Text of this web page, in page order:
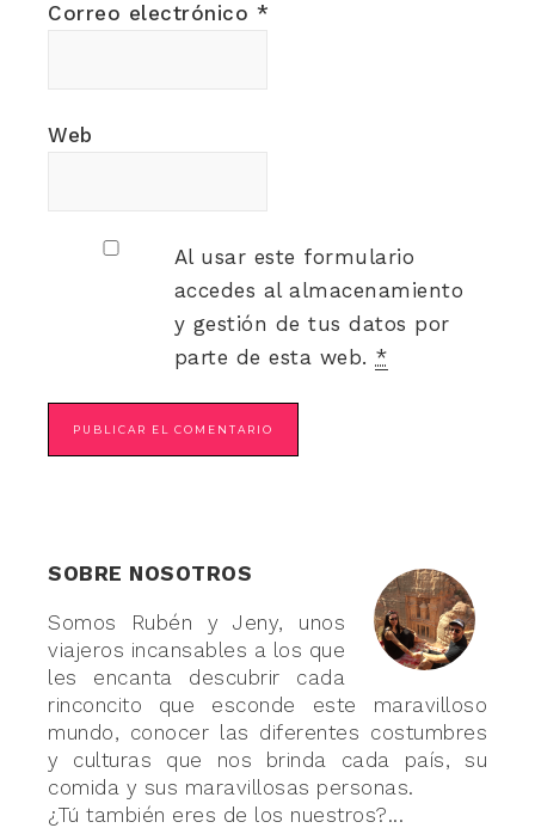
Correo electrónico *
Web
Al usar este formulario
accedes al almacenamiento
y gestión de tus datos por
parte de esta web. *
SOBRE NOSOTROS
Somos Rubén y Jeny, unos
viajeros incansables a los que
les encanta descubrir cada
rinconcito que esconde este maravilloso
mundo, conocer las diferentes costumbres
y culturas que nos brinda cada país, su
comida y sus maravillosas personas.
¿Tú también eres de los nuestros?...